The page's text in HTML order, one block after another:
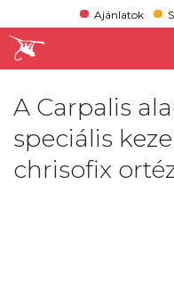
Ajánlatok
A Carpalis
speciális
chrisofix